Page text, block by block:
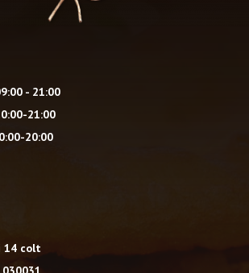
- 21:00
21:00
20:00
14 colt